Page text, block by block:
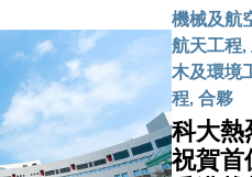
吸引約
400名
來自政
府部
門、學
術界、
技大學
（科
大）機
械及航
空航天
工程學
系副教
篇章。為
證這歷史
時刻，香
科技大學
（科大）
50名師生
機械及航
航天工程,
木及環境
程, 合夥
科大熱
祝賀首